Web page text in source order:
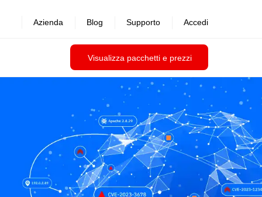
Visualizza pacchetti e prezzi
Azienda Blog Supporto Accedi